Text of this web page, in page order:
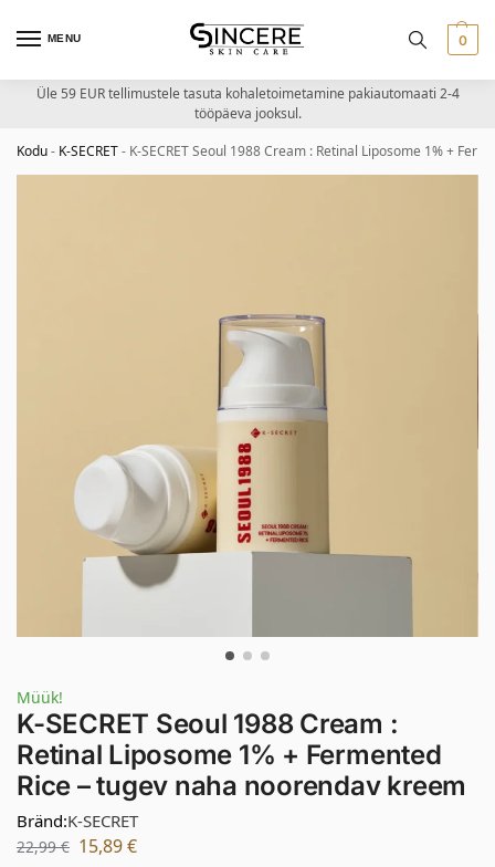
MENU 0
Üle 59 EUR tellimustele tasuta kohaletoimetamine pakiautomaati 2-4
tööpäeva jooksul.
Kodu- K-SECRET- K-SECRET Seoul 1988 Cream : Retinal Liposome 1% +
Müük!
K-SECRET Seoul 1988 Cream :
Retinal Liposome 1% + Fermented
Rice – tugev naha noorendav kreem
Bränd:K-SECRET
22,99€ 15,89€